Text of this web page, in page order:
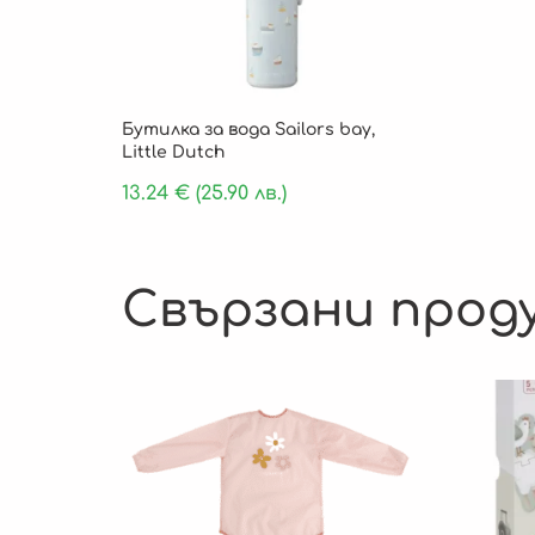
Бутилка за вода Sailors bay,
Little Dutch
13.24 € (25.90 лв.)
Свързани